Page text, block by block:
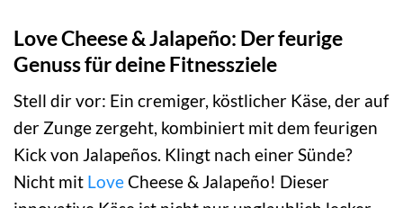
Love Cheese & Jalapeño: Der feurige
Genuss für deine Fitnessziele
Stell dir vor: Ein cremiger, köstlicher Käse, der auf
der Zunge zergeht, kombiniert mit dem feurigen
Kick von Jalapeños. Klingt nach einer Sünde?
Nicht mit LoveCheese & Jalapeño! Dieser